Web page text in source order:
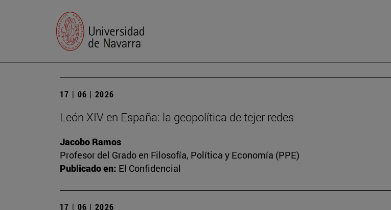
17 | 06 | 2026
León XIV en España: la geopolítica de tejer redes
Jacobo Ramos
Profesor del Grado en Filosofía, Política y Economía (PPE)
Publicado en: El Confidencial
17 | 06 | 2026